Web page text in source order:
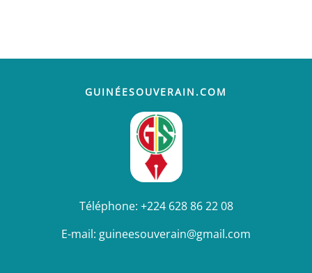
GUINÉESOUVERAIN.COM
Téléphone: +224 628 86 22 08
E-mail: guineesouverain@gmail.com